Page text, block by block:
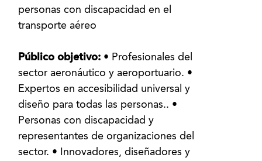
personas con discapacidad en el
transporte aéreo
Público objetivo: • Profesionales del
sector aeronáutico y aeroportuario. •
Expertos en accesibilidad universal y
diseño para todas las personas.. •
Personas con discapacidad y
representantes de organizaciones del
sector. • Innovadores, diseñadores y